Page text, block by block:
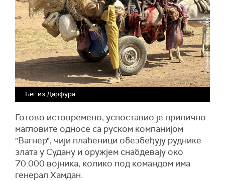
Бег из Дарфура
Готово истовремено, успоставио је прилично
магловите односе са руском компанијом
"Вагнер", чији плаћеници обезбеђују руднике
злата у Судану и оружјем снабдевају око
70.000 војника, колико под командом има
генерал Хамдан.